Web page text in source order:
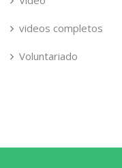
videos completos
Voluntariado